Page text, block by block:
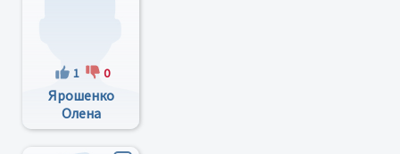
1 0
Ярошенко
Олена
Василівна